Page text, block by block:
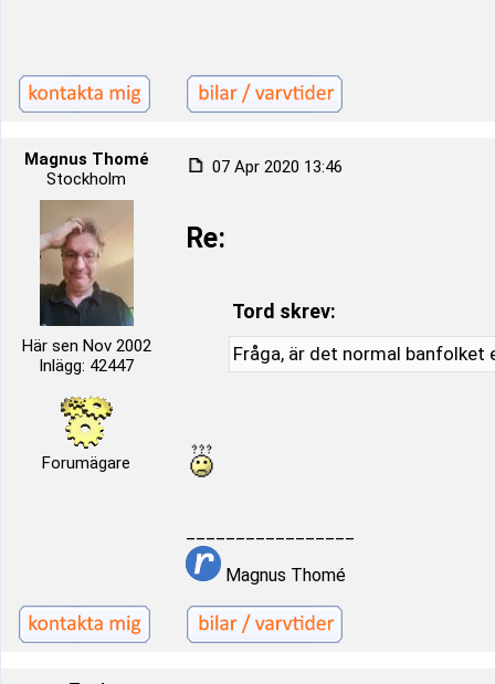
Magnus Thomé
Stockholm
Här sen Nov 2002
Inlägg: 42447
Forumägare
07 Apr 2020 13:46
Re:
Tord skrev:
Fråga, är det normal
Magnus Thomé